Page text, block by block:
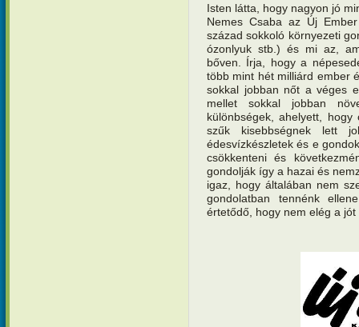
Isten látta, hogy nagyon jó
Nemes Csaba az Új
század sokkoló környezeti
ózonlyuk stb.) és mi az,
bőven. Írja, hogy a
több mint hét milliárd ember
sokkal jobban nőt a véges
mellet sokkal jobban
különbségek, ahelyett,
szűk kisebbségnek lett
édesvízkészletek és e
csökkenteni és
gondolják így a hazai és
igaz, hogy általában nem
gondolatban tennénk
értetődő, hogy nem elég a